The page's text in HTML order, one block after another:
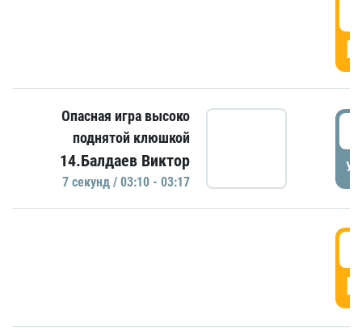
Опасная игра высоко
поднятой клюшкой
14.Балдаев Виктор
7 секунд / 03:10 - 03:17